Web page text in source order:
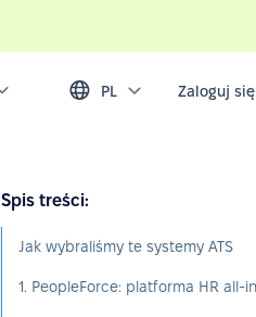
PL Zaloguj się
Spis treści:
Jak wybraliśmy te systemy ATS